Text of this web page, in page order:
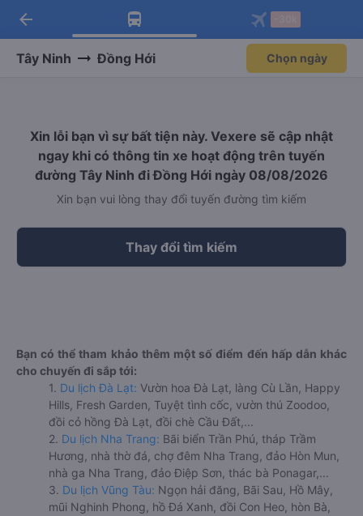
Tải app Vexere ngay!
Nhận ưu đãi thành viên độc
Mở app
Tải app Vexere
-30k/ghế khi đặt vé máy bay qua
Mở app
arrow_back
Tây Ninh Đồng Hới Chọn ngày
Xin lỗi bạn vì sự bất tiện này. Vexere sẽ cập nhật
ngay khi có thông tin xe hoạt động trên tuyến
đường Tây Ninh đi Đồng Hới ngày 08/08/2026
Xin bạn vui lòng thay đổi tuyến đường tìm kiếm
Thay đổi tìm kiếm
Bạn có thể tham khảo thêm một số điểm đến hấp dẫn khác
cho chuyến đi sắp tới:
1. Du lịch Đà Lạt: Vườn hoa Đà Lạt, làng Cù Lần, Happy
Hills, Fresh Garden, Tuyệt tình cốc, vườn thú Zoodoo,
đồi cỏ hồng Đà Lạt, đồi chè Cầu Đất,...
2. Du lịch Nha Trang: Bãi biển Trần Phú, tháp Trầm
Hương, nhà thờ đá, chợ đêm Nha Trang, đảo Hòn Mun,
nhà ga Nha Trang, đảo Điệp Sơn, thác bà Ponagar,...
3. Du lịch Vũng Tàu: Ngọn hải đăng, Bãi Sau, Hồ Mây,
mũi Nghinh Phong, hồ Đá Xanh, đồi Con Heo, hòn Bà,